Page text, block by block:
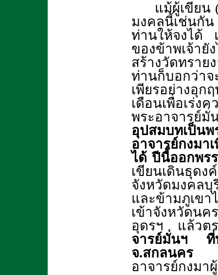
แม้ผู้เขียน
มงคลนี้เช่นกั
ท่านให้จงได้
ของข้าพเจ้า
สร้างวัดทรา
ท่านก็บอกว่า
เพียรอย่างอุ
เดือนเพื่อเร่ง
พระอาจาร
อุปสมบทเป็น
อาจารย์กงม
ได้ ปีนี้ออกพร
เขียนเดินธุด
จังหวัดมงคล
และข้ามภูเข
เข้าจังหวัดน
อุดรฯ แล้วต
จารย์มั่นฯ
จ.สกลนครอัน
อาจารย์กงมา